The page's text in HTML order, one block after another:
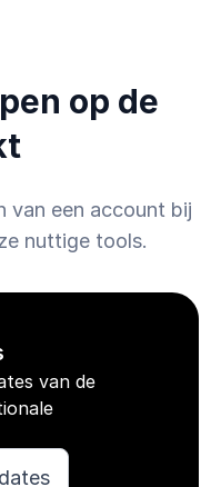
op de
van een account bij
nuttige tools.
van de